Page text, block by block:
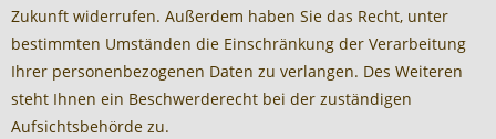
Zukunft widerrufen. Außerdem haben Sie das Recht, unter
bestimmten Umständen die Einschränkung der Verarbeitung
Ihrer personenbezogenen Daten zu verlangen. Des Weiteren
steht Ihnen ein Beschwerderecht bei der zuständigen
Aufsichtsbehörde zu.